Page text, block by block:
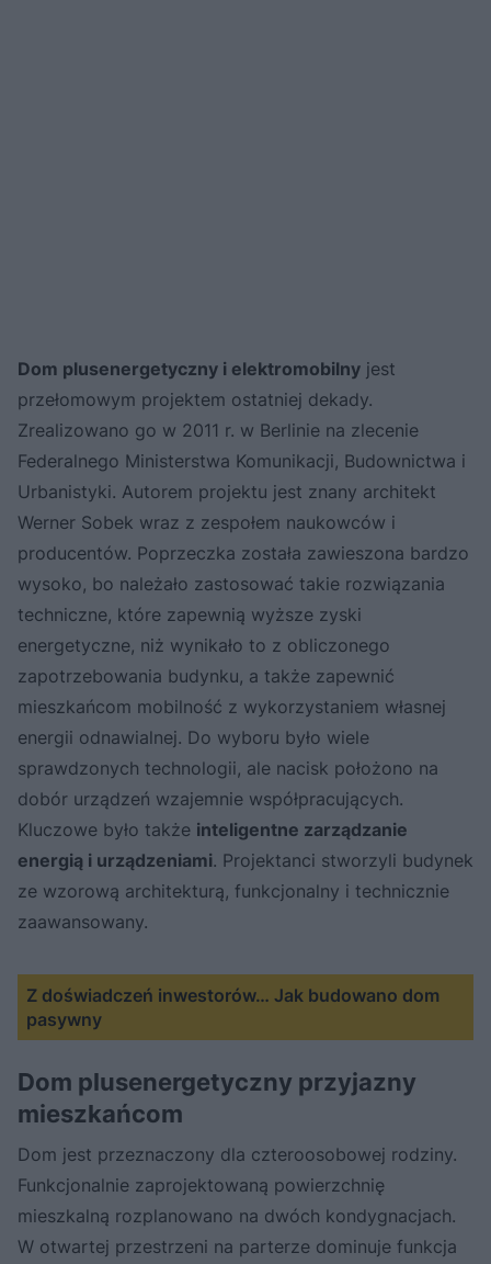
Dom plusenergetyczny i elektromobilny jest
przełomowym projektem ostatniej dekady.
Zrealizowano go w 2011 r. w Berlinie na zlecenie
Federalnego Ministerstwa Komunikacji, Budownictwa i
Urbanistyki. Autorem projektu jest znany architekt
Werner Sobek wraz z zespołem naukowców i
producentów. Poprzeczka została zawieszona bardzo
wysoko, bo należało zastosować takie rozwiązania
techniczne, które zapewnią wyższe zyski
energetyczne, niż wynikało to z obliczonego
zapotrzebowania budynku, a także zapewnić
mieszkańcom mobilność z wykorzystaniem własnej
energii odnawialnej. Do wyboru było wiele
sprawdzonych technologii, ale nacisk położono na
dobór urządzeń wzajemnie współpracujących.
Kluczowe było także inteligentne zarządzanie
energią i urządzeniami. Projektanci stworzyli budynek
ze wzorową architekturą, funkcjonalny i technicznie
zaawansowany.
Z doświadczeń inwestorów… Jak budowano dom
pasywny
Dom plusenergetyczny przyjazny
mieszkańcom
Dom jest przeznaczony dla czteroosobowej rodziny.
Funkcjonalnie zaprojektowaną powierzchnię
mieszkalną rozplanowano na dwóch kondygnacjach.
W otwartej przestrzeni na parterze dominuje funkcja